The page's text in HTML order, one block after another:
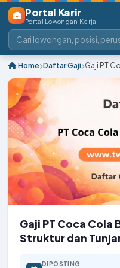
Portal Karir
Portal Lowongan Kerja
Home Daftar Gaji Gaji PT
Gaji PT Coca
Struktur dan
DIPOSTING